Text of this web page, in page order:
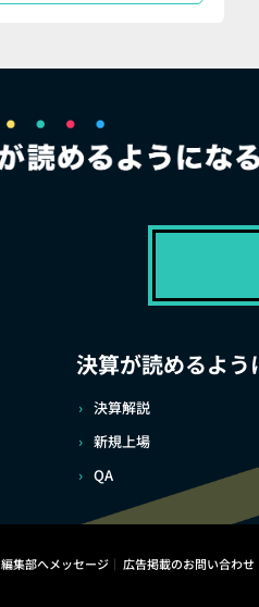
決算が読めるよう
決算解説
新規上場
QA
編集部へメッセージ 広告掲載のお問い合わせ